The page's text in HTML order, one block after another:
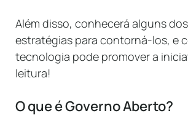
Além disso, conhecerá alguns
estratégias para contorná-los, e
tecnologia pode promover a
leitura!
O que é Governo Aberto?